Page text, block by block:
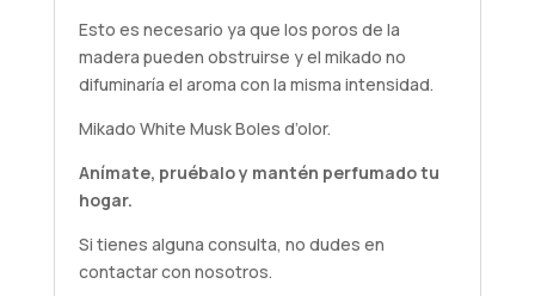
Esto es necesario ya que los poros de la
madera pueden obstruirse y el mikado no
difuminaría el aroma con la misma intensidad.
Mikado White Musk Boles d’olor.
Anímate, pruébaloy mantén perfumado tu
hogar.
Si tienes alguna consulta, no dudes en
contactar con nosotros.